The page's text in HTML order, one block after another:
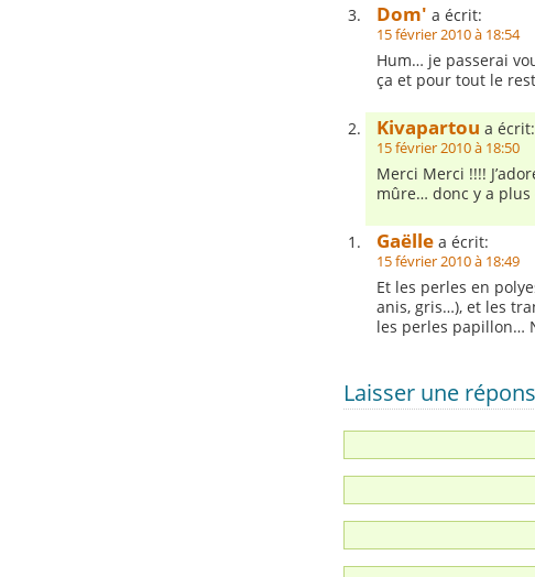
Dom' a écrit:
15 février 2010 à 18:54
Hum… je passerai
ça et pour tout le
Kivapartou a écrit:
15 février 2010 à 18:50
Merci Merci !!!!
mûre… donc y a plus
Gaëlle a écrit:
15 février 2010 à 18:49
Et les perles en
anis, gris…), et les
les perles papillon…
Laisser une